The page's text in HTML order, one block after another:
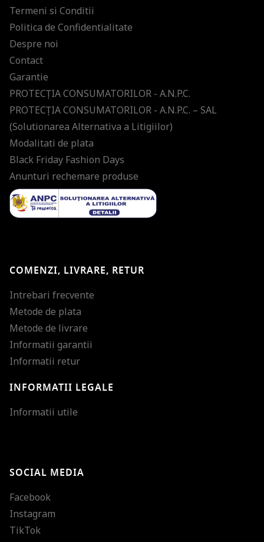
Termeni si Conditii
Politica de Confidentialitate
Despre noi
Contact
Garantie
PROTECŢIA CONSUMATORILOR - A.N.P.C.
PROTECŢIA CONSUMATORILOR - A.N.P.C. – SAL
(Solutionarea Alternativa a Litigiilor)
Modalitati de plata
Black Friday Fashion Days
Anunturi rechemare produse
COMENZI, LIVRARE, RETUR
Intrebari frecvente
Metode de plata
Metode de livrare
Informatii garantii
Informatii retur
INFORMATII LEGALE
Informatii utile
SOCIAL MEDIA
Facebook
Instagram
TikTok